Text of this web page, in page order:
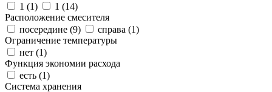
1 (1) 1 (14)
Расположение смесителя
посередине (9) справа (1)
Ограничение температуры
нет (1)
Функция экономии расхода
есть (1)
Система хранения